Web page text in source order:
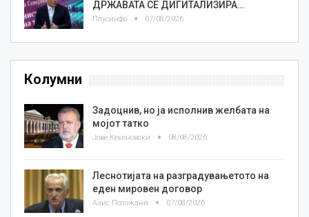
ДРЖАВАТА СЕ ДИГИТАЛИЗИРА…
Плусинфо 07/08/2026
Колумни
Задоцнив, но ја исполнив желбата на
мојот татко
Јове Кекеновски 08/08/2026
Леснотијата на разградувањетото на
еден мировен договор
Азис Положани 07/08/2026